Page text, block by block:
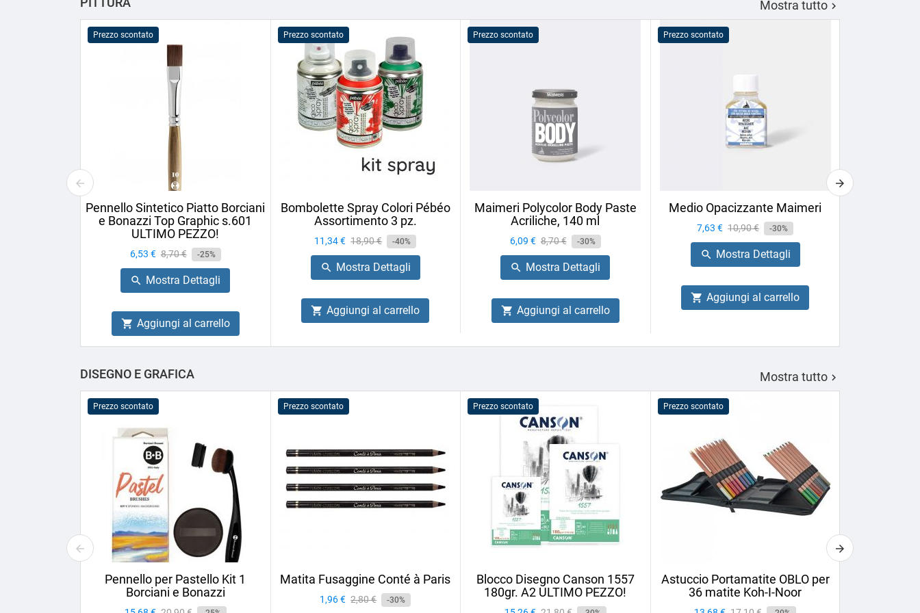
Mostra tutto 
Prezzo scontato
Pennello Sintetico Piatto Borciani
e Bonazzi Top Graphic s.601
ULTIMO PEZZO!
Prezzo
6,53 € Prezzo
base
8,70 € -25%
 Mostra Dettagli
 Aggiungi al carrello
Prezzo scontato
Bombolette Spray Colori Pébéo
Assortimento 3 pz.
Prezzo
11,34 € Prezzo
base
18,90 € -40%
 Mostra Dettagli
 Aggiungi al carrello
Prezzo scontato
Maimeri Polycolor Body Paste
Acriliche, 140 ml
Prezzo
6,09 € Prezzo
base
8,70 € -30%
 Mostra Dettagli
 Aggiungi al carrello
Prezzo scontato
Medio Opacizzante Maimeri
Prezzo
7,63 € Prezzo
base
10,90 € -30%
 Mostra Dettagli
 Aggiungi al carrello
DISEGNO E GRAFICA Mostra tutto 
Prezzo scontato
Pennello per Pastello Kit 1
Borciani e Bonazzi
Prezzo scontato
Matita Fusaggine Conté à Paris
Prezzo
1,96 € Prezzo
2,80 € -30%
Prezzo scontato
Blocco Disegno Canson 1557
180gr. A2 ULTIMO PEZZO!
Prezzo scontato
Astuccio Portamatite OBLO per
36 matite Koh-I-Noor